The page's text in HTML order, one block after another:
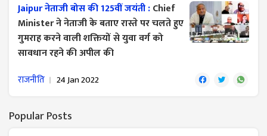
Jaipur नेताजी बोस की 125वीं जयंती :Chief
Minister ने नेताजी के बताए रास्ते पर चलते हुए
गुमराह करने वाली शक्तियों से युवा वर्ग को
सावधान रहने की अपील की
राजनीति 24 Jan 2022
Popular Posts